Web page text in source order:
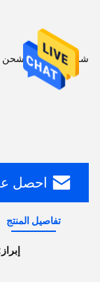
شروط الدفع والشحن
احصل
تفاصيل المنتج